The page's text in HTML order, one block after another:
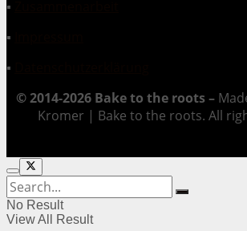
▪
▪
▪
© 2014-2026 Bake to the roots –
Kromer | Bake to the roots. All
No Result
View All Result